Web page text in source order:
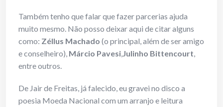
Também tenho que falar que fazer parcerias ajuda
muito mesmo. Não posso deixar aqui de citar alguns
como: Zéllus Machado (o principal, além de ser amigo
e conselheiro), Márcio Pavesi,Julinho Bittencourt,
entre outros.
De Jair de Freitas, já falecido, eu gravei no disco a
poesia Moeda Nacional com um arranjo e leitura